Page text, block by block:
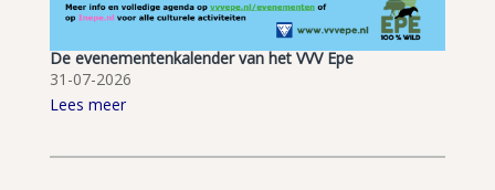
De evenementenkalender van het VVV Epe
31-07-2026
Lees meer